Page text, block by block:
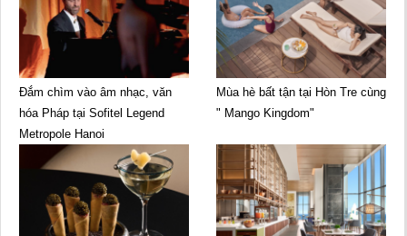
Đắm chìm vào âm nhạc, văn
hóa Pháp tại Sofitel Legend
Metropole Hanoi
Mùa hè bất tận tại Hòn Tre cùng
" Mango Kingdom"